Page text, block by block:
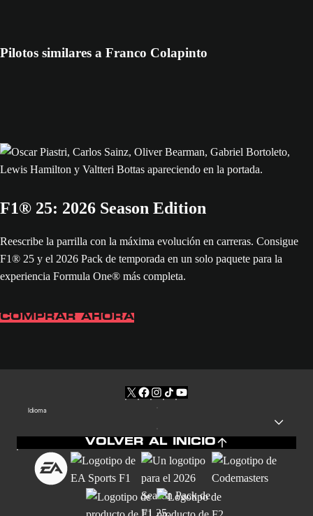
Pilotos similares a Franco Colapinto
F1® 25: 2026 Season Edition
Reescribe la parrilla con la máxima evolución en carreras. Consigue
F1® 25 y el 2026 Pack de temporada en un solo paquete para la
experiencia Formula One® más completa.
COMPRAR AHORA
Idioma
VOLVER AL INICIO